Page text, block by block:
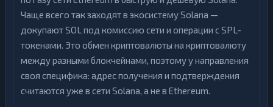
Чаще всего так заходят в экосистему Solana —
докупают SOL под комиссию сети и операции с SPL-
токенами. Это обмен криптовалюты на криптовалюту
между разными блокчейнами, поэтому у направления
своя специфика: адрес получения и подтверждения
считаются уже в сети Solana, а не в Ethereum.